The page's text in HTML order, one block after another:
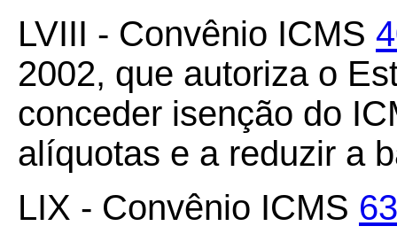
LVIII - Convênio ICMS
2002, que autoriza o
conceder isenção do
alíquotas e a reduzir a
LIX - Convênio ICMS